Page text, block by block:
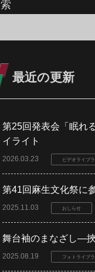
最近の更新
第25回発表会「眠れ
イライト
2026.03.23 ビデオライブラ
第41回麻生文化祭に
2025.11.03 おしらせ
舞台袖のまなざし―
2025.08.19 フォトライブラ